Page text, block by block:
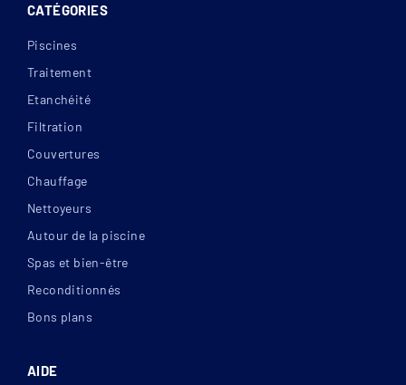
CATÉGORIES
Piscines
Traitement
Etanchéité
Filtration
Couvertures
Chauffage
Nettoyeurs
Autour de la piscine
Spas et bien-être
Reconditionnés
Bons plans
AIDE